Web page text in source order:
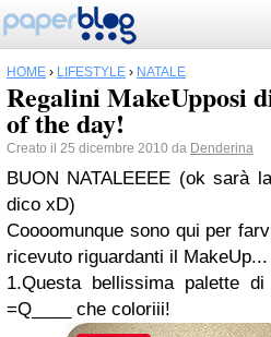
HOME › LIFESTYLE › NATALE
Regalini MakeUpposi
of the day!
Creato il 25 dicembre 2010 da Denderina
BUON NATALEEEE (ok sarà
dico xD)
Coooomunque sono qui per
ricevuto riguardanti il MakeUp...
1.Questa bellissima palette
=Q____ che coloriii!